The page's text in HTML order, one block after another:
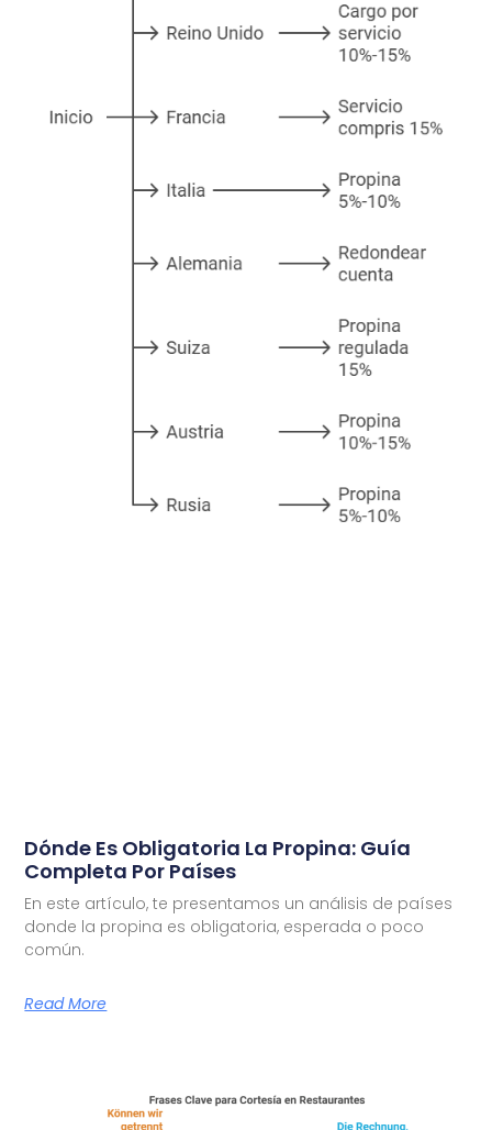
Dónde Es Obligatoria La Propina: Guía
Completa Por Países
En este artículo, te presentamos un análisis de países
donde la propina es obligatoria, esperada o poco
común.
Read More